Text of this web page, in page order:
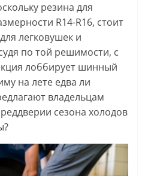
резина для
R14-R16, стоит
легковушек и
по той решимости, с
лоббирует шинный
на лете едва ли
владельцам
сезона холодов